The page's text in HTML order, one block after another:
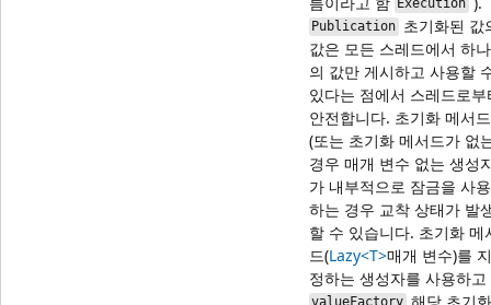
Execution
Publication 초기화된 값
값은 모든 스레드에서 하나
의 값만 게시하고 사용할
있다는 점에서 스레드로부
안전합니다. 초기화 메서드
(또는 초기화 메서드가 없
경우 매개 변수 없는 생성
가 내부적으로 잠금을 사용
하는 경우 교착 상태가 발
할 수 있습니다. 초기화 메
드(Lazy<T>매개 변수)를 지
정하는 생성자를 사용하고
해당 초기화